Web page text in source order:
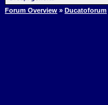
Forum Overview » Ducatoforum